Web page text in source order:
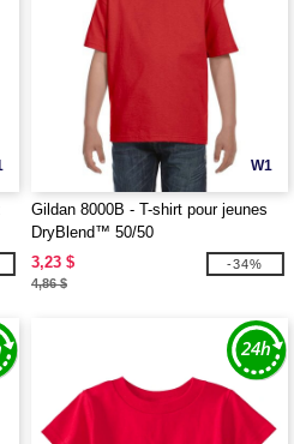
W1
Gildan 8000B - T-shirt pour jeunes
DryBlend™ 50/50
3,23 $
4,86 $
-34%